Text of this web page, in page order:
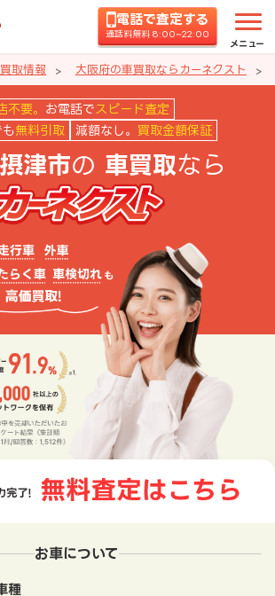
電話で査定する
通話料無料 8:00~22:00
メニュー
取情報 大阪府の車買取ならカーネクスト
市の車買取ならカー
不要。 お電話で スピード査定
無料引取 減額なし。 買取金額保証
津市の 車買取なら
お車について
種